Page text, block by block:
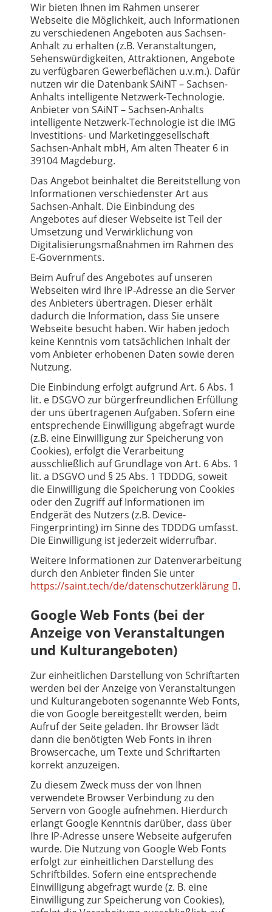
Wir bieten Ihnen im Rahmen unserer
Webseite die Möglichkeit, auch Informationen
zu verschiedenen Angeboten aus Sachsen-
Anhalt zu erhalten (z.B. Veranstaltungen,
Sehenswürdigkeiten, Attraktionen, Angebote
zu verfügbaren Gewerbeflächen u.v.m.). Dafür
nutzen wir die Datenbank SAiNT – Sachsen-
Anhalts intelligente Netzwerk-Technologie.
Anbieter von SAiNT – Sachsen-Anhalts
intelligente Netzwerk-Technologie ist die IMG
Investitions- und Marketinggesellschaft
Sachsen-Anhalt mbH, Am alten Theater 6 in
39104 Magdeburg.
Das Angebot beinhaltet die Bereitstellung von
Informationen verschiedenster Art aus
Sachsen-Anhalt. Die Einbindung des
Angebotes auf dieser Webseite ist Teil der
Umsetzung und Verwirklichung von
Digitalisierungsmaßnahmen im Rahmen des
E-Governments.
Beim Aufruf des Angebotes auf unseren
Webseiten wird Ihre IP-Adresse an die Server
des Anbieters übertragen. Dieser erhält
dadurch die Information, dass Sie unsere
Webseite besucht haben. Wir haben jedoch
keine Kenntnis vom tatsächlichen Inhalt der
vom Anbieter erhobenen Daten sowie deren
Nutzung.
Die Einbindung erfolgt aufgrund Art. 6 Abs. 1
lit. e DSGVO zur bürgerfreundlichen Erfüllung
der uns übertragenen Aufgaben. Sofern eine
entsprechende Einwilligung abgefragt wurde
(z.B. eine Einwilligung zur Speicherung von
Cookies), erfolgt die Verarbeitung
ausschließlich auf Grundlage von Art. 6 Abs. 1
lit. a DSGVO und § 25 Abs. 1 TDDDG, soweit
die Einwilligung die Speicherung von Cookies
oder den Zugriff auf Informationen im
Endgerät des Nutzers (z.B. Device-
Fingerprinting) im Sinne des TDDDG umfasst.
Die Einwilligung ist jederzeit widerrufbar.
Weitere Informationen zur Datenverarbeitung
durch den Anbieter finden Sie unter
https://saint.tech/de/datenschutzerklärung
.
Google Web Fonts (bei der
Anzeige von Veranstaltungen
und Kulturangeboten)
Zur einheitlichen Darstellung von Schriftarten
werden bei der Anzeige von Veranstaltungen
und Kulturangeboten sogenannte Web Fonts,
die von Google bereitgestellt werden, beim
Aufruf der Seite geladen. Ihr Browser lädt
dann die benötigten Web Fonts in ihren
Browsercache, um Texte und Schriftarten
korrekt anzuzeigen.
Zu diesem Zweck muss der von Ihnen
verwendete Browser Verbindung zu den
Servern von Google aufnehmen. Hierdurch
erlangt Google Kenntnis darüber, dass über
Ihre IP-Adresse unsere Webseite aufgerufen
wurde. Die Nutzung von Google Web Fonts
erfolgt zur einheitlichen Darstellung des
Schriftbildes. Sofern eine entsprechende
Einwilligung abgefragt wurde (z. B. eine
Einwilligung zur Speicherung von Cookies),